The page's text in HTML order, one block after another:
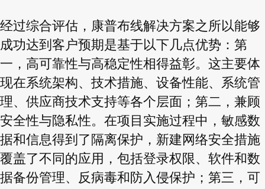
经过综合评估，康普布线解决方案之所以能够
成功达到客户预期是基于以下几点优势：第
一，高可靠性与高稳定性相得益彰。这主要体
现在系统架构、技术措施、设备性能、系统管
理、供应商技术支持等各个层面；第二，兼顾
安全性与隐私性。在项目实施过程中，敏感数
据和信息得到了隔离保护，新建网络安全措施
覆盖了不同的应用，包括登录权限、软件和数
据备份管理、反病毒和防入侵保护；第三，可